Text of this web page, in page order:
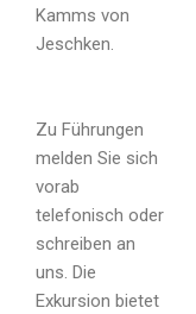
Kamms von
Jeschken.
Zu Führungen
melden Sie sich
vorab
telefonisch oder
schreiben an
uns. Die
Exkursion bietet
Name